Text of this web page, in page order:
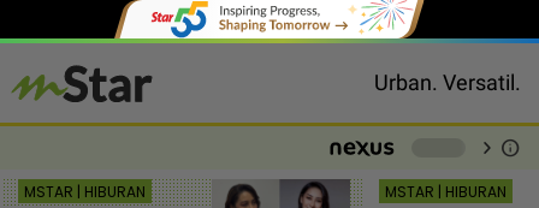
Urban. Versatil.
chevron_right info
MSTAR | HIBURAN MSTAR | HIBURAN